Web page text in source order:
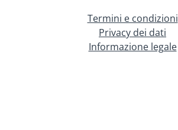
Termini e condizioni
Privacy dei dati
Informazione legale